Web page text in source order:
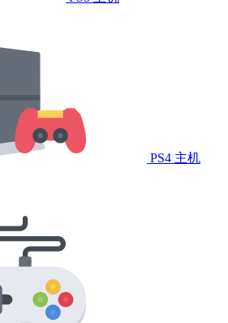
PS4 主机